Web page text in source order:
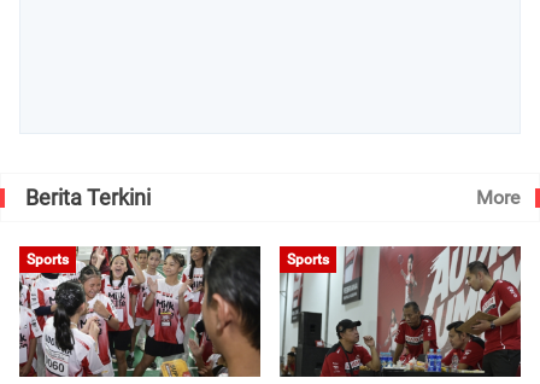
Berita Terkini More
Sports Sports